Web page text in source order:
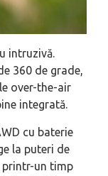
intruzivă.
360 de grade,
over-the-air
integrată.
cu baterie
la puteri de
printr-un timp